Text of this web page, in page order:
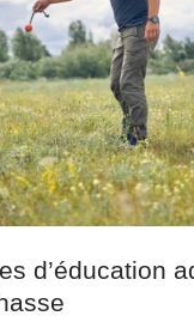
d’éducation